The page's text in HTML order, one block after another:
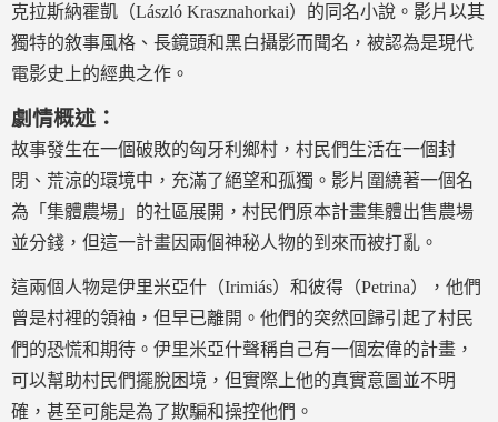
克拉斯納霍凱（László Krasznahorkai）的同名小說。影片以其
獨特的敘事風格、長鏡頭和黑白攝影而聞名，被認為是現代
電影史上的經典之作。
劇情概述：
故事發生在一個破敗的匈牙利鄉村，村民們生活在一個封
閉、荒涼的環境中，充滿了絕望和孤獨。影片圍繞著一個名
為「集體農場」的社區展開，村民們原本計畫集體出售農場
並分錢，但這一計畫因兩個神秘人物的到來而被打亂。
這兩個人物是伊里米亞什（Irimiás）和彼得（Petrina），他們
曾是村裡的領袖，但早已離開。他們的突然回歸引起了村民
們的恐慌和期待。伊里米亞什聲稱自己有一個宏偉的計畫，
可以幫助村民們擺脫困境，但實際上他的真實意圖並不明
確，甚至可能是為了欺騙和操控他們。